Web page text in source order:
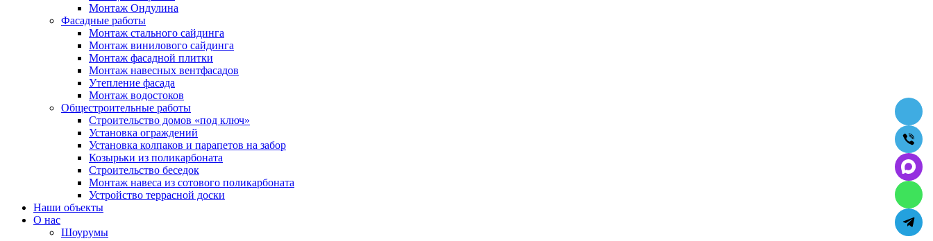
Монтаж Ондулина
Фасадные работы
Монтаж стального сайдинга
Монтаж винилового сайдинга
Монтаж фасадной плитки
Монтаж навесных вентфасадов
Утепление фасада
Монтаж водостоков
Общестроительные работы
Строительство домов «под ключ»
Установка ограждений
Установка колпаков и парапетов на забор
Козырьки из поликарбоната
Строительство беседок
Монтаж навеса из сотового поликарбоната
Устройство террасной доски
Наши объекты
О нас
Шоурумы